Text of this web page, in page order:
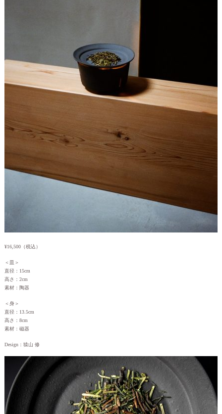
¥16,500（税込）
＜皿＞
直径：15cm
高さ：2cm
素材：陶器
＜身＞
直径：13.5cm
高さ：8cm
素材：磁器
Design：猿山 修